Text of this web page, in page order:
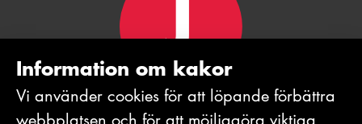
Information om kakor
Vi använder cookies för att löpande förbättra